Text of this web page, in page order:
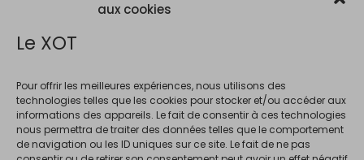
aux cookies
Le XOT
Pour offrir les meilleures expériences, nous utilisons des
technologies telles que les cookies pour stocker et/ou accéder aux
informations des appareils. Le fait de consentir à ces technologies
nous permettra de traiter des données telles que le comportement
de navigation ou les ID uniques sur ce site. Le fait de ne pas
La consommation d'alcool est vivement déconseillée aux femme
enceintes. La vente d'alcool est interdite au mineurs de moins de 18 ans.
En accédant à ce site et à nos offres, vous déclarez avoir 18 ans révolus.